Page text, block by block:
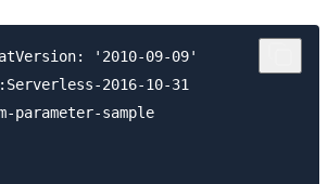
'2010-09-09'
2016-10-31
parameter-sample